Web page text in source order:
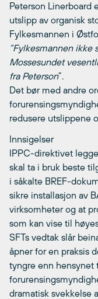
Peterson Linerboard
utslipp av organisk
Fylkesmannen i
”Fylkesmannen
Mossesundet
fra Peterson”.
Det bør med andre
redusere utslippene
Innsigelser
IPPC-direktivet
skal ta i bruk beste
i såkalte BREF-
sikre installasjon av
virksomheter og at
som kan vise til
SFTs vedtak slår
åpner for en praksis
tyngre enn
dramatisk svekkelse